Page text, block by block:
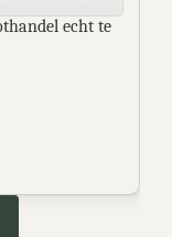
echt te